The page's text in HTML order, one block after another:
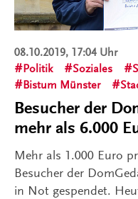
08.10.2019, 17:04 Uhr
Politik
Soziales
Bistum Münster
Besucher der
mehr als 6.000
Mehr als 1.000 Euro
Besucher der
in Not gespendet.